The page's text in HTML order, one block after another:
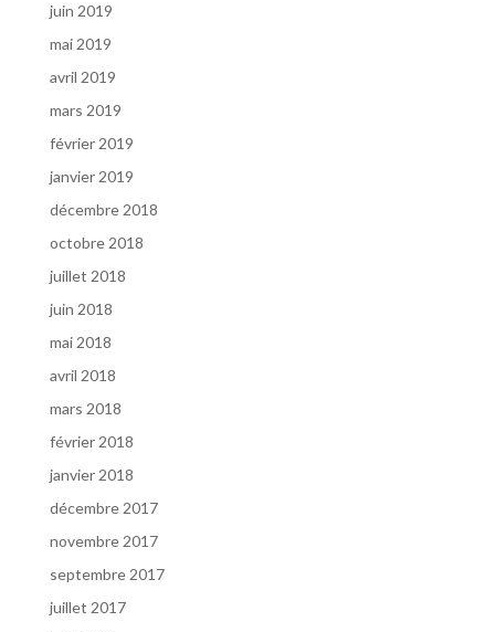
juin 2019
mai 2019
avril 2019
mars 2019
février 2019
janvier 2019
décembre 2018
octobre 2018
juillet 2018
juin 2018
mai 2018
avril 2018
mars 2018
février 2018
janvier 2018
décembre 2017
novembre 2017
septembre 2017
juillet 2017